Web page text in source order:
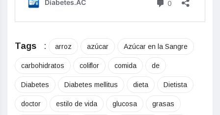
Tags : arroz azúcar Azúcar en la Sangre
carbohidratos coliflor comida de
Diabetes Diabetes mellitus dieta Dietista
doctor estilo de vida glucosa grasas